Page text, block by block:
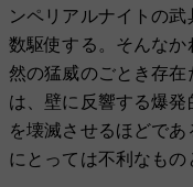
ンペリアルナイトの
数駆使する。そんな
然の猛威のごとき存
は、壁に反響する爆
を壊滅させるほどで
にとっては不利なもの